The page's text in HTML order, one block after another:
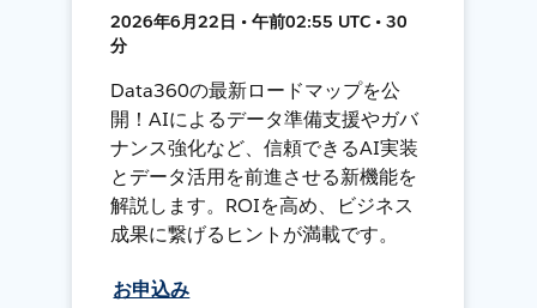
2026年6月22日 • 午前02:55 UTC • 30
分
Data360の最新ロードマップを公
開！AIによるデータ準備支援やガバ
ナンス強化など、信頼できるAI実装
とデータ活用を前進させる新機能を
解説します。ROIを高め、ビジネス
成果に繋げるヒントが満載です。
お申込み